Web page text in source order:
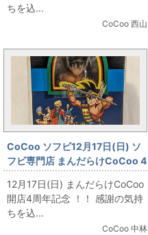
ちを込...
CoCoo 西山
CoCoo ソフビ12月17日(日) ソ
フビ専門店 まんだらけCoCoo 4
周年記念 「韓国製 アベル風 」
12月17日(日) まんだらけCoCoo
開店4周年記念 ！！ 感謝の気持
ちを込...
CoCoo 中林